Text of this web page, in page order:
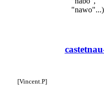
[Vincent.P]